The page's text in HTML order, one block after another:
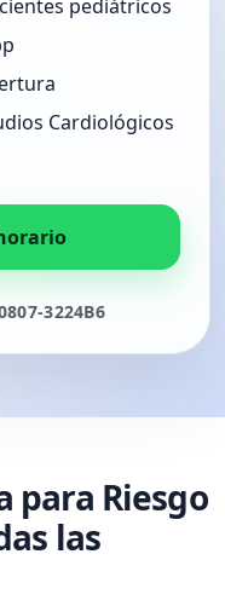
pediátricos
Cardiológicos
3224B6
para Riesgo
las